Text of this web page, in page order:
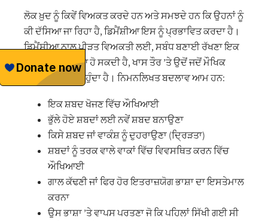
ਲੋਕ ਖ਼ੁਦ ਨੂੰ ਕਿਵੇਂ ਵਿਅਕਤ ਕਰਦੇ ਹਨ ਅਤੇ ਸਮਝਦੇ ਹਨ ਕਿ ਉਹਨਾਂ ਨੂੰ
ਕੀ ਦੱਸਿਆ ਜਾ ਰਿਹਾ ਹੈ, ਡਿਮੈਂਸ਼ੀਆ ਇਸ ਨੂੰ ਪ੍ਰਭਾਵਿਤ ਕਰਦਾ ਹੈ।
ਡਿਮੈਂਸ਼ੀਆ ਨਾਲ ਪੀੜਤ ਵਿਅਕਤੀ ਲਈ, ਸਬੰਧ ਬਣਾਈ ਰੱਖਣਾ ਇਕ
ਜਟਿਲ ਪ੍ਰਕਿਰਿਆ ਹੋ ਸਕਦੀ ਹੈ, ਖਾਸ ਤੌਰ ’ਤੇ ਉਦੋਂ ਜਦੋਂ ਮੌਖਿਕ
ਸੰਚਾਰ ਪ੍ਰਭਾਵਿਤ ਹੁੰਦਾ ਹੈ। ਨਿਮਨਲਿਖਤ ਬਦਲਾਵ ਆਮ ਹਨ:
ਇਕ ਸ਼ਬਦ ਖੋਜਣ ਵਿੱਚ ਔਖਿਆਈ
ਭੁੱਲੇ ਹੋਏ ਸ਼ਬਦਾਂ ਲਈ ਨਵੇਂ ਸ਼ਬਦ ਬਨਾਉਣਾ
ਕਿਸੇ ਸ਼ਬਦ ਜਾਂ ਵਾਕੰਸ਼ ਨੂੰ ਦੁਹਰਾਉਣਾ (ਦ੍ਰਿੜਤਾ)
ਸ਼ਬਦਾਂ ਨੂੰ ਤਰਕ ਵਾਲੇ ਵਾਕਾਂ ਵਿੱਚ ਵਿਵਸਥਿਤ ਕਰਨ ਵਿੱਚ
ਔਖਿਆਈ
ਗਾਲ ਕੱਢਣੀ ਜਾਂ ਫਿਰ ਹੋਰ ਇਤਰਾਜ਼ਯੋਗ ਭਾਸ਼ਾ ਦਾ ਇਸਤੇਮਾਲ
ਕਰਨਾ
ਉਸ ਭਾਸ਼ਾ ’ਤੇ ਵਾਪਸ ਪਰਤਣਾ ਜੋ ਕਿ ਪਹਿਲਾਂ ਸਿੱਖੀ ਗਈ ਸੀ